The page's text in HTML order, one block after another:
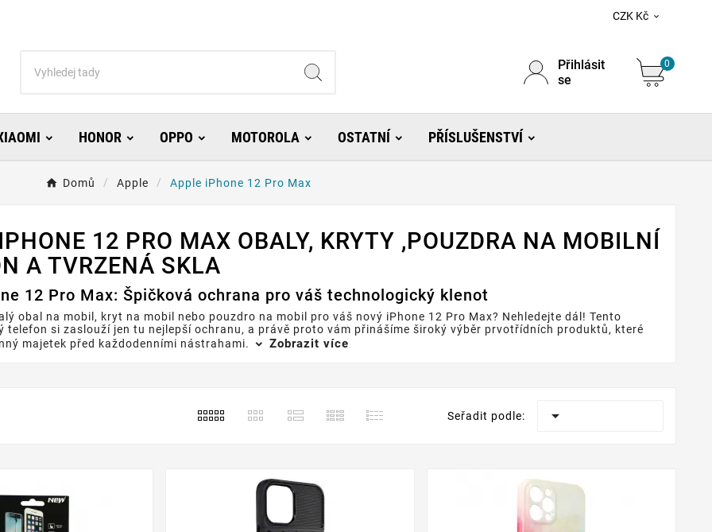
CZK Kč 
Přihlásit
se
0
HONOR OPPO MOTOROLA OSTATNÍ PŘÍSLUŠENSTVÍ
Domů Apple Apple iPhone 12 Pro Max
12 PRO MAX OBALY, KRYTY ,POUZDRA NA MOBILNÍ
A TVRZENÁ SKLA
12 Pro Max: Špičková ochrana pro váš technologický klenot
obal na mobil, kryt na mobil nebo pouzdro na mobil pro váš nový iPhone 12 Pro Max? Nehledejte dál! Tento
telefon si zaslouží jen tu nejlepší ochranu, a právě proto vám přinášíme široký výběr prvotřídních produktů, které
majetek před každodenními nástrahami.
Zobrazit více
Seřadit podle: 